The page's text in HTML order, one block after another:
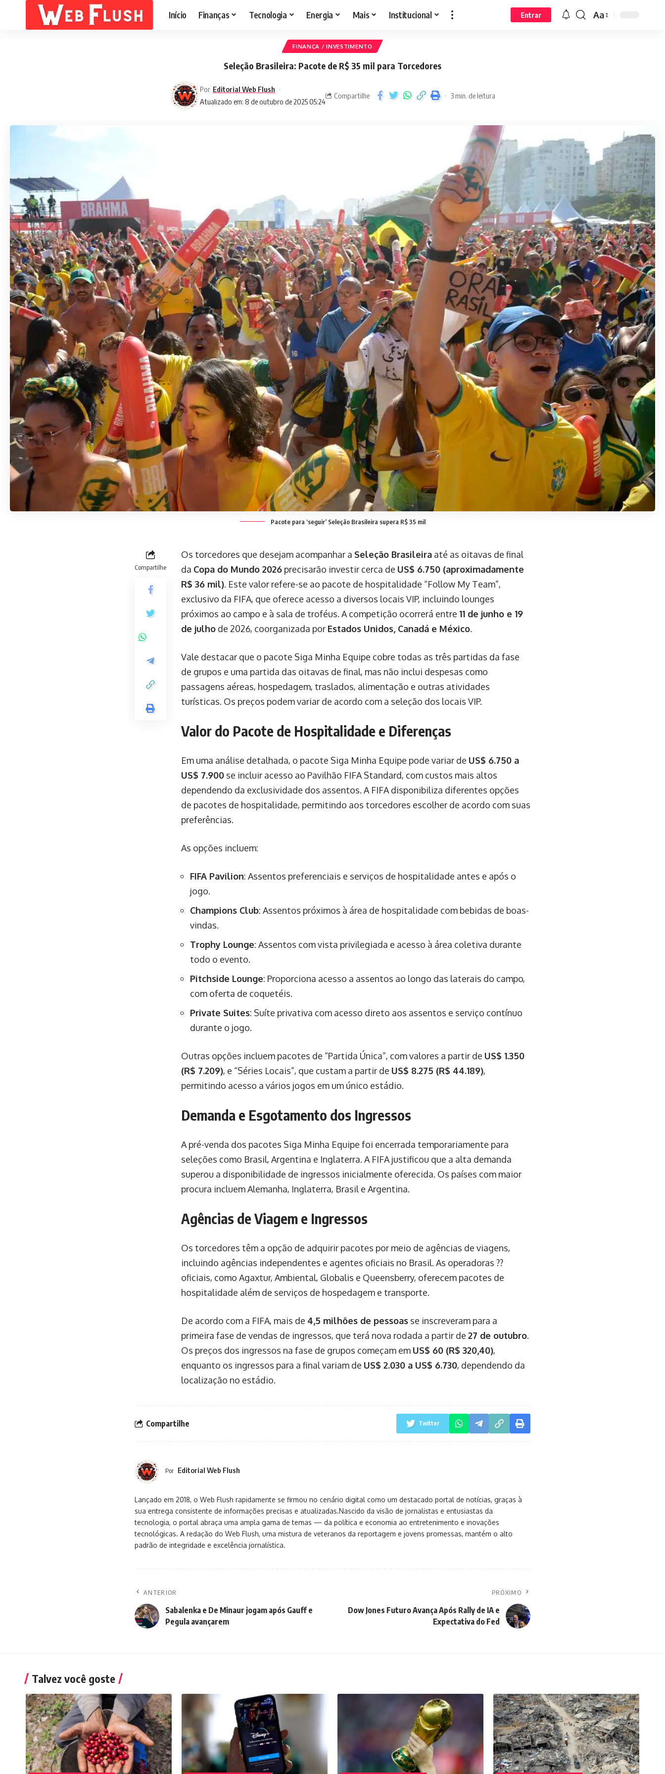
Início Finanças Tecnologia Energia Mais Institucional Entrar Aa
FINANÇA / INVESTIMENTO
Seleção Brasileira: Pacote de R$ 35 mil para Torcedores
Atualizado em: 8 de outubro de 2025 05:24
Por Editorial Web Flush
Compartilhe 3 min. de leitura
Pacote para ‘seguir’ Seleção Brasileira supera R$ 35 mil
Compartilhe
Os torcedores que desejam acompanhar a Seleção Brasileira até as oitavas de final
da Copa do Mundo 2026 precisarão investir cerca de US$ 6.750 (aproximadamente
R$ 36 mil). Este valor refere-se ao pacote de hospitalidade “Follow My Team”,
exclusivo da FIFA, que oferece acesso a diversos locais VIP, incluindo lounges
próximos ao campo e à sala de troféus. A competição ocorrerá entre 11 de junho e 19
de julho de 2026, coorganizada por Estados Unidos, Canadá e México.
Vale destacar que o pacote Siga Minha Equipe cobre todas as três partidas da fase
de grupos e uma partida das oitavas de final, mas não inclui despesas como
passagens aéreas, hospedagem, traslados, alimentação e outras atividades
turísticas. Os preços podem variar de acordo com a seleção dos locais VIP.
Valor do Pacote de Hospitalidade e Diferenças
Em uma análise detalhada, o pacote Siga Minha Equipe pode variar de US$ 6.750 a
US$ 7.900 se incluir acesso ao Pavilhão FIFA Standard, com custos mais altos
dependendo da exclusividade dos assentos. A FIFA disponibiliza diferentes opções
de pacotes de hospitalidade, permitindo aos torcedores escolher de acordo com suas
preferências.
As opções incluem:
FIFA Pavilion: Assentos preferenciais e serviços de hospitalidade antes e após o
jogo.
Champions Club: Assentos próximos à área de hospitalidade com bebidas de boas-
vindas.
Trophy Lounge: Assentos com vista privilegiada e acesso à área coletiva durante
todo o evento.
Pitchside Lounge: Proporciona acesso a assentos ao longo das laterais do campo,
com oferta de coquetéis.
Private Suites: Suíte privativa com acesso direto aos assentos e serviço contínuo
durante o jogo.
Outras opções incluem pacotes de “Partida Única”, com valores a partir de US$ 1.350
(R$ 7.209), e “Séries Locais”, que custam a partir de US$ 8.275 (R$ 44.189),
permitindo acesso a vários jogos em um único estádio.
Demanda e Esgotamento dos Ingressos
A pré-venda dos pacotes Siga Minha Equipe foi encerrada temporariamente para
seleções como Brasil, Argentina e Inglaterra. A FIFA justificou que a alta demanda
superou a disponibilidade de ingressos inicialmente oferecida. Os países com maior
procura incluem Alemanha, Inglaterra, Brasil e Argentina.
Agências de Viagem e Ingressos
Os torcedores têm a opção de adquirir pacotes por meio de agências de viagens,
incluindo agências independentes e agentes oficiais no Brasil. As operadoras ??
oficiais, como Agaxtur, Ambiental, Globalis e Queensberry, oferecem pacotes de
hospitalidade além de serviços de hospedagem e transporte.
De acordo com a FIFA, mais de 4,5 milhões de pessoas se inscreveram para a
primeira fase de vendas de ingressos, que terá nova rodada a partir de 27 de outubro.
Os preços dos ingressos na fase de grupos começam em US$ 60 (R$ 320,40),
enquanto os ingressos para a final variam de US$ 2.030 a US$ 6.730, dependendo da
localização no estádio.
Compartilhe Twitter
Por Editorial Web Flush
Lançado em 2018, o Web Flush rapidamente se firmou no cenário digital como um destacado portal de notícias, graças à
sua entrega consistente de informações precisas e atualizadas.Nascido da visão de jornalistas e entusiastas da
tecnologia, o portal abraça uma ampla gama de temas — da política e economia ao entretenimento e inovações
tecnológicas. A redação do Web Flush, uma mistura de veteranos da reportagem e jovens promessas, mantém o alto
padrão de integridade e excelência jornalística.
ANTERIOR
Sabalenka e De Minaur jogam após Gauff e
Pegula avançarem
PRÓXIMO
Dow Jones Futuro Avança Após Rally de IA e
Expectativa do Fed
Talvez você goste